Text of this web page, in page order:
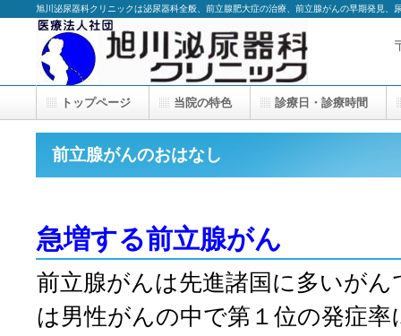
旭川泌尿器科クリニックは泌尿器科全般、前立腺肥大症の治療、前立腺がんの早期発見
前立腺がんのおはなし
急増する前立腺がん
前立腺がんは先進諸国に多いが
は男性がんの中で第１位の発症
トップページ 当院の特色 診療日・診療時間